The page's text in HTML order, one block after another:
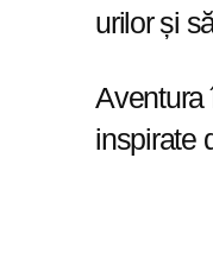
urilor și
Aventura
inspirate